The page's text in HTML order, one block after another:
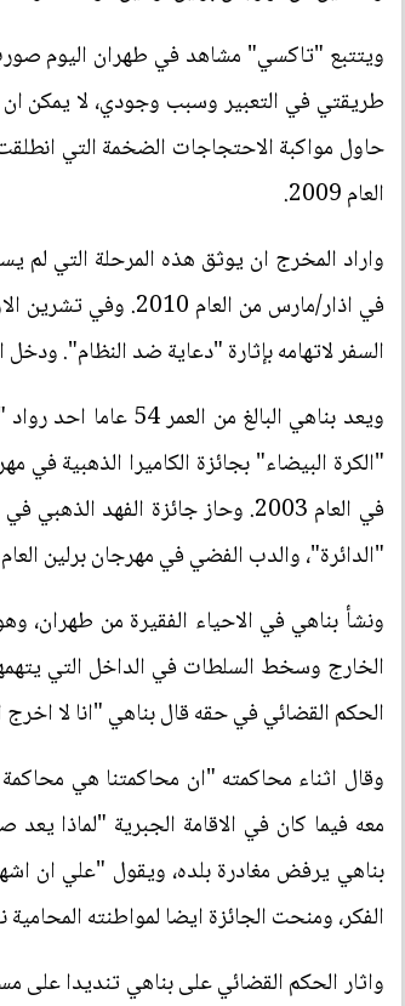
ويتتبع "تاكسي" مشاهد في طهران اليوم
طريقتي في التعبير وسبب وجودي، لا يمكن
حاول مواكبة الاحتجاجات الضخمة التي
العام 2009.
السفر لاتهامه بإثارة "دعاية ضد النظام".
ويعد بناهي
"الدائرة"، والدب الفضي في مهرجان برلين العام 2006 عن فيلم "تسلل".
ونشأ بناهي في الاحياء الفقيرة من طهران،
الحكم القضائي في حقه قال بناهي "انا لا
معه فيما كان في الاقامة الجبرية "لماذا
الفكر، ومنحت الجائزة ايضا لمواطنته
واثار الحكم القضائي على بناهي تنديدا على